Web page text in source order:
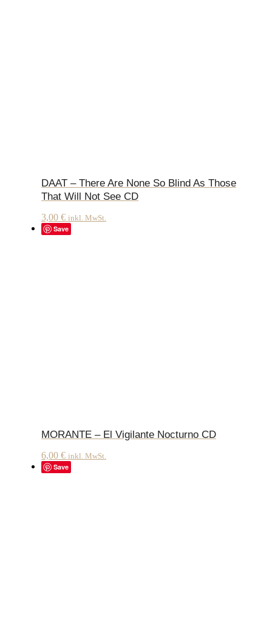
DAAT – There Are None So Blind As Those
That Will Not See CD
3,00 € inkl. MwSt.
Save
MORANTE – El Vigilante Nocturno CD
6,00 € inkl. MwSt.
Save